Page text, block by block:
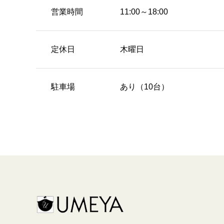
営業時間 11:00～18:00
定休日 木曜日
駐車場 あり（10台）